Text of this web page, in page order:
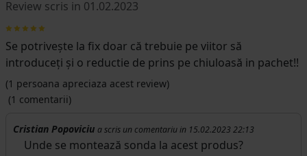
Review scris in 01.02.2023
Se potrivește la fix doar că trebuie pe viitor să
introduceți și o reductie de prins pe chiuloasă in pachet!!
(1 persoana apreciaza acest review)
(1 comentarii)
Cristian Popoviciu a scris un comentariu in 15.02.2023 22:13
Unde se montează sonda la acest produs?